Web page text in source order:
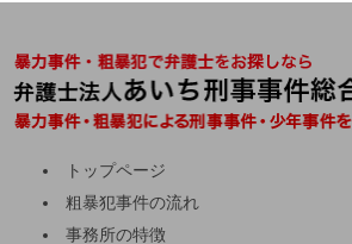
トップページ
粗暴犯事件の流れ
事務所の特徴